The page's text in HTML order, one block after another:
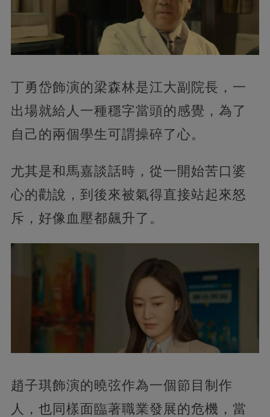
丁勇岱飾演的梁森林是江大副院長，一
出場就給人一種穩字當頭的感覺，為了
自己的兩個學生可謂操碎了心。
尤其是和馬嘉談話時，從一開始苦口婆
心的勸說，到後來被氣得直接站起來怒
斥，好像血壓都飆升了。
趙子琪飾演的曉弦作為一個節目制作
人，也同樣面臨著職業發展的危機，當